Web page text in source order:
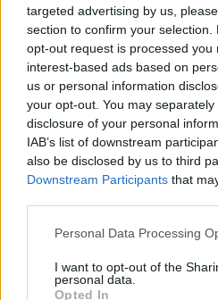
targeted advertising by us,
section to confirm your
opt-out request is processed you
interest-based ads based on
us or personal information
your opt-out. You may
disclosure of your personal
IAB’s list of downstream
also be disclosed by us to third
Downstream Participants that
Please note that this website/
not limited to your visit or usage
grant or deny consent to Google
Personal Data Processing
I want to opt-out of the
personal data.
Opted In
ÖRÖMHÍR: TÍZ ÉVE NEM